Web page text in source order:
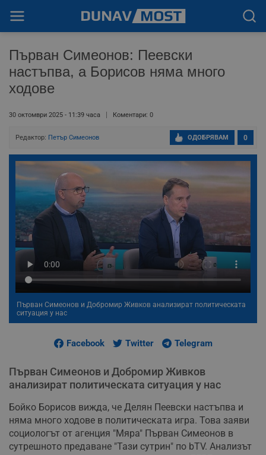
Първан Симеонов: Пеевски
настъпва, а Борисов няма много
ходове
30 октомври 2025 - 11:39 часа Коментари: 0
Редактор: Петър Симеонов 0
ОДОБРЯВАМ
Първан Симеонов и Добромир Живков анализират политическата
ситуация у нас
Facebook Twitter Telegram
Първан Симеонов и Добромир Живков
анализират политическата ситуация у нас
Бойко Борисов вижда, че Делян Пеевски настъпва и
няма много ходове в политическата игра. Това заяви
социологът от агенция "Мяра" Първан Симеонов в
сутрешното предаване "Тази сутрин" по bTV. Анализът